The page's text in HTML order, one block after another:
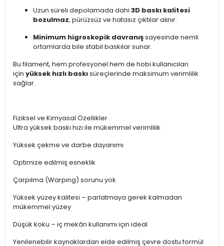
Uzun süreli depolamada dahi 3D baskı kalitesi
bozulmaz, pürüzsüz ve hatasız çıktılar alınır.
Minimum higroskopik davranışsayesinde nemli
ortamlarda bile stabil baskılar sunar.
Bu filament, hem profesyonel hem de hobi kullanıcıları
için yüksek hızlı baskısüreçlerinde maksimum verimlilik
sağlar.
Fiziksel ve Kimyasal Özellikler
Ultra yüksek baskı hızı ile mükemmel verimlilik
Yüksek çekme ve darbe dayanımı
Optimize edilmiş esneklik
Çarpılma (Warping) sorunu yok
Yüksek yüzey kalitesi – parlatmaya gerek kalmadan
mükemmel yüzey
Düşük koku – iç mekân kullanımı için ideal
Yenilenebilir kaynaklardan elde edilmiş çevre dostu formül